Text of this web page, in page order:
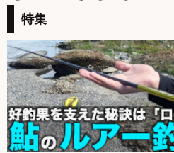
特集